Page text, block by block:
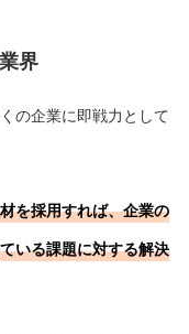
界
の企業に即戦力として
を採用すれば、企業の
いる課題に対する解決